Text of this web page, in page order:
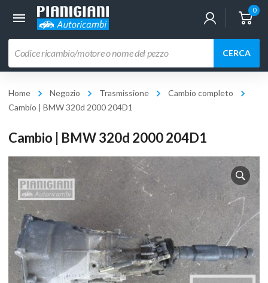
0
prodotti
CERCA
Home Negozio Trasmissione
Cambio completo
Cambio | BMW 320d 2000 204D1
Cambio | BMW 320d 2000 204D1